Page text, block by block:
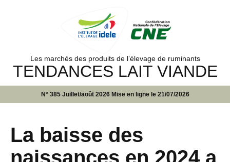
Les marchés des produits de l’élevage de ruminants
TENDANCES LAIT VIANDE
N° 385 Juillet/août 2026 Mise en ligne le 21/07/2026
La baisse des
naissances en 2024 a